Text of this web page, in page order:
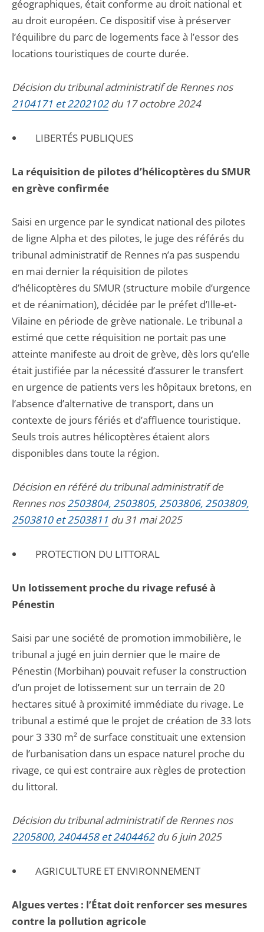
géographiques, était conforme au droit national et
au droit européen. Ce dispositif vise à préserver
l’équilibre du parc de logements face à l’essor des
locations touristiques de courte durée.
Décision du tribunal administratif de Rennes nos
2104171 et 2202102du 17 octobre 2024
LIBERTÉS PUBLIQUES
La réquisition de pilotes d’hélicoptères du SMUR
en grève confirmée
Saisi en urgence par le syndicat national des pilotes
de ligne Alpha et des pilotes, le juge des référés du
tribunal administratif de Rennes n’a pas suspendu
en mai dernier la réquisition de pilotes
d’hélicoptères du SMUR (structure mobile d’urgence
et de réanimation), décidée par le préfet d’Ille-et-
Vilaine en période de grève nationale. Le tribunal a
estimé que cette réquisition ne portait pas une
atteinte manifeste au droit de grève, dès lors qu’elle
était justifiée par la nécessité d’assurer le transfert
en urgence de patients vers les hôpitaux bretons, en
l’absence d’alternative de transport, dans un
contexte de jours fériés et d’affluence touristique.
Seuls trois autres hélicoptères étaient alors
disponibles dans toute la région.
Décision en référé du tribunal administratif de
Rennes nos2503804, 2503805, 2503806, 2503809,
2503810 et 2503811 du 31 mai 2025
PROTECTION DU LITTORAL
Un lotissement proche du rivage refusé à
Pénestin
Saisi par une société de promotion immobilière, le
tribunal a jugé en juin dernier que le maire de
Pénestin (Morbihan) pouvait refuser la construction
d’un projet de lotissement sur un terrain de 20
hectares situé à proximité immédiate du rivage. Le
tribunal a estimé que le projet de création de 33 lots
pour 3 330 m² de surface constituait une extension
de l’urbanisation dans un espace naturel proche du
rivage, ce qui est contraire aux règles de protection
du littoral.
Décision du tribunal administratif de Rennes nos
2205800, 2404458 et 2404462du 6 juin 2025
AGRICULTURE ET ENVIRONNEMENT
Algues vertes : l’État doit renforcer ses mesures
contre la pollution agricole